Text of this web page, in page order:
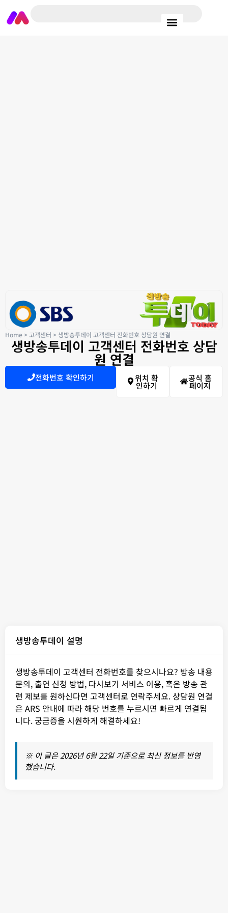
Home>고객센터 >생방송투데이 고객센터 전화번호 상담원 연결
생방송투데이 고객센터 전화번호 상담
원 연결
전화번호 확인하기 위치 확
인하기
공식 홈
페이지
생방송투데이 설명
생방송투데이 고객센터 전화번호를 찾으시나요? 방송 내용
문의, 출연 신청 방법, 다시보기 서비스 이용, 혹은 방송 관
련 제보를 원하신다면 고객센터로 연락주세요. 상담원 연결
은 ARS 안내에 따라 해당 번호를 누르시면 빠르게 연결됩
니다. 궁금증을 시원하게 해결하세요!
※ 이 글은 2026년 6월 22일 기준으로 최신 정보를 반영
했습니다.